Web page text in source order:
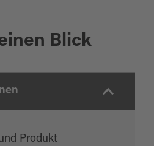
Blick
Produkt